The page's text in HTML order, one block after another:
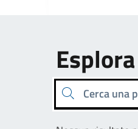
Cerca una parola chiave